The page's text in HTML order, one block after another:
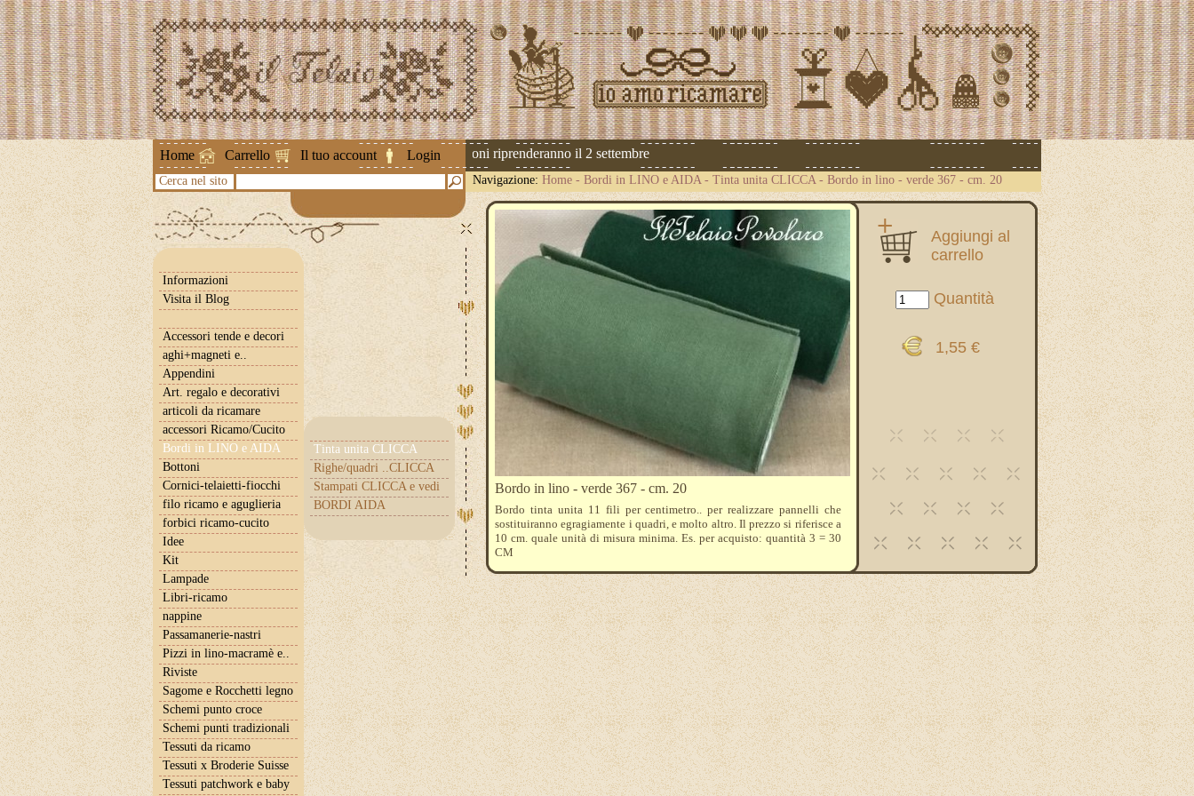
Home Carrello Il tuo account Login
Attenzione ! Le spedizioni riprenderanno il 2 settembre
Cerca nel sito Navigazione: Home - Bordi in LINO e AIDA- Tinta unita CLICCA- Bordo in lino - verde 367 - cm. 20
Informazioni
Visita il Blog
Accessori tende e decori
aghi+magneti e..
Appendini
Art. regalo e decorativi
articoli da ricamare
accessori Ricamo/Cucito
Bordi in LINO e AIDA
Tinta unita CLICCA
Righe/quadri ..CLICCA
Stampati CLICCA e vedi
BORDI AIDA
Bottoni
Cornici-telaietti-fiocchi
filo ricamo e aguglieria
forbici ricamo-cucito
Idee
Kit
Lampade
Libri-ricamo
nappine
Passamanerie-nastri
Pizzi in lino-macramè e..
Riviste
Sagome e Rocchetti legno
Schemi punto croce
Schemi punti tradizionali
Tessuti da ricamo
Tessuti x Broderie Suisse
Tessuti patchwork e baby
Aggiungi al
carrello
Quantità
1,55 €
Bordo in lino - verde 367 - cm. 20
Bordo tinta unita 11 fili per centimetro.. per realizzare pannelli che
sostituiranno egragiamente i quadri, e molto altro. Il prezzo si riferisce a
10 cm. quale unità di misura minima. Es. per acquisto: quantità 3 = 30
CM